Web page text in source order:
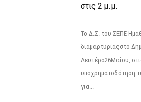
στις 2 μ.μ.
Το Δ.Σ. του ΣΕΠΕ
διαμαρτυρίαςστο
Δευτέρα26Μαΐου,
υποχρηματοδότηση
για...